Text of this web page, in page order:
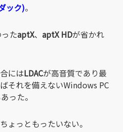
ック)。
たaptX、 aptX HDが省かれ
にはLDACが高音質であり最
それを備えないWindows PC
った。
ょっともったいない。